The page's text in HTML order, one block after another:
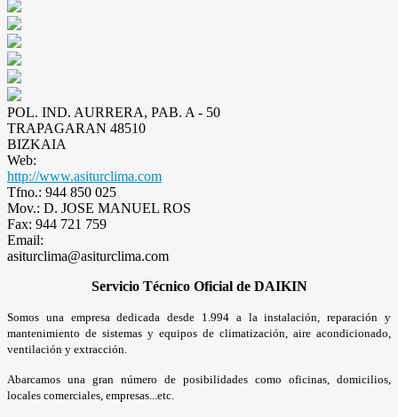
POL. IND. AURRERA, PAB. A - 50
TRAPAGARAN 48510
BIZKAIA
Web:
http://www.asiturclima.com
Tfno.: 944 850 025
Mov.: D. JOSE MANUEL ROS
Fax: 944 721 759
Email:
asiturclima@asiturclima.com
Servicio Técnico Oficial de DAIKIN
Somos una empresa dedicada desde 1.994 a la instalación, reparación y
mantenimiento de sistemas y equipos de climatización, aire acondicionado,
ventilación y extracción.
Abarcamos una gran número de posibilidades como oficinas, domicilios,
locales comerciales, empresas...etc.